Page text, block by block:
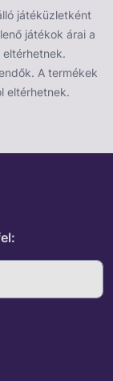
játéküzletként
játékok árai a
eltérhetnek.
A termékek
eltérhetnek.